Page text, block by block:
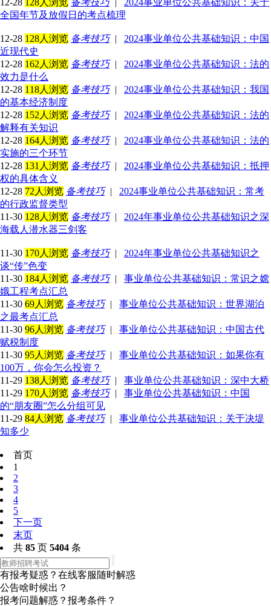
12-28 128人浏览 备考技巧
2024事业单位公共基础知识：关于
全国年节及放假日的考点梳理
12-28 128人浏览 备考技巧|
2024事业单位公共基础知识：中国
近现代史
12-28 162人浏览 备考技巧|
2024事业单位公共基础知识：法的
效力是什么
12-28 118人浏览 备考技巧|
2024事业单位公共基础知识：我国
的基本经济制度
12-28 152人浏览 备考技巧|
2024事业单位公共基础知识：法的
解释有关知识
12-28 164人浏览 备考技巧|
2024事业单位公共基础知识：法的
实施的三个环节
12-28 131人浏览 备考技巧|
2024事业单位公共基础知识：抵押
权的具体含义
12-28 72人浏览 备考技巧|
2024事业单位公共基础知识：常考
的行政监督类型
11-30 128人浏览 备考技巧|
2024年事业单位公共基础知识之深
海载人潜水器三剑客
11-30 170人浏览 备考技巧|
2024年事业单位公共基础知识之
谈“传”色变
11-30 184人浏览 备考技巧|
事业单位公共基础知识：常识之嫦
娥工程考点汇总
11-30 69人浏览 备考技巧|
事业单位公共基础知识：世界湖泊
之最考点汇总
11-30 96人浏览 备考技巧|
事业单位公共基础知识：中国古代
赋税制度
11-30 95人浏览 备考技巧|
事业单位公共基础知识：如果你有
100万，你会怎么投资？
11-29 138人浏览 备考技巧|
事业单位公共基础知识：深中大桥
11-29 170人浏览 备考技巧|
事业单位公共基础知识：中国
的“朋友圈”怎么分组可见
11-29 84人浏览 备考技巧|
事业单位公共基础知识：关于决堤
知多少
首页
1
2
3
4
5
下一页
末页
共 85 页 5404 条
有报考疑惑？在线客服随时解惑
公告啥时候出？
报考问题解惑？报考条件？